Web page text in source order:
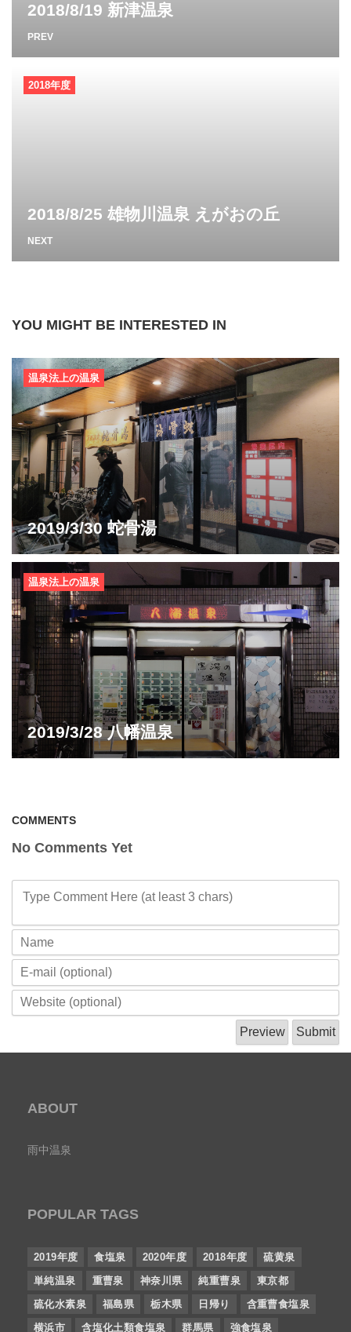
2018/8/19 新津温泉
PREV
2018/8/25 雄物川温泉 えがおの丘
NEXT
2018年度
YOU MIGHT BE INTERESTED IN
2019/3/30 蛇骨湯
温泉法上の温泉
2019/3/28 八幡温泉
温泉法上の温泉
COMMENTS
No Comments Yet
Type Comment Here (at least 3 chars)
ABOUT
雨中温泉
POPULAR TAGS
2019年度 食塩泉 2020年度 2018年度
硫黄泉
単純温泉
重曹泉 神奈川県 純重曹泉
東京都
硫化水素泉
福島県 栃木県 日帰り
含重曹食塩泉
横浜市
含塩化土類食塩泉 群馬県 強食塩泉